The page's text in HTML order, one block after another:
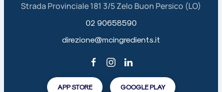
Strada Provinciale 181 3/5 Zelo Buon Persico (LO)
02 90658590
direzione@mcingredients.it
APP STORE GOOGLE PLAY